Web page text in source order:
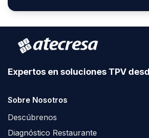
Expertos en soluciones TPV
Sobre Nosotros
Descúbrenos
Diagnóstico Restaurante